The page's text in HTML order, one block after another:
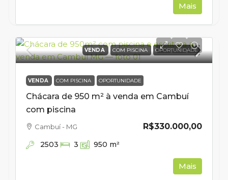
Mais
VENDA COM PISCINA OPORTUNIDADE
VENDA COM PISCINA OPORTUNIDADE
Chácara de 950 m² à venda em Cambuí
com piscina
R$330.000,00
Cambuí - MG
2503 3 950 m²
Mais